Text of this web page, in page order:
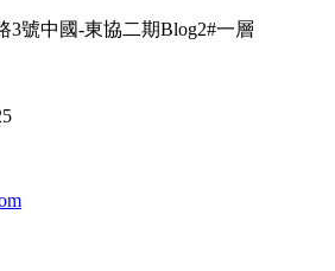
3號中國-東協二期Blog2#一層